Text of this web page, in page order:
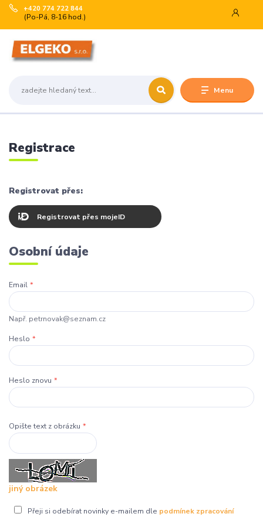
Menu
+420 774 722 844
(Po-Pá, 8-16 hod.)
Registrace
Registrovat přes:
Registrovat přes mojeID
Osobní údaje
Email *
Např. petrnovak@seznam.cz
Heslo *
Heslo znovu *
Opište text z obrázku *
jiný obrázek
Přeji si odebírat novinky e-mailem dle podmínek zpracování